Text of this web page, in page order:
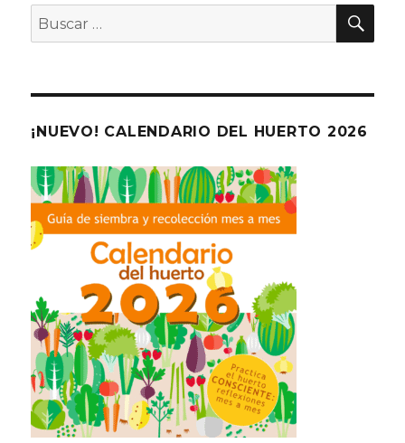
Buscar
por:
¡NUEVO! CALENDARIO DEL HUERTO 2026